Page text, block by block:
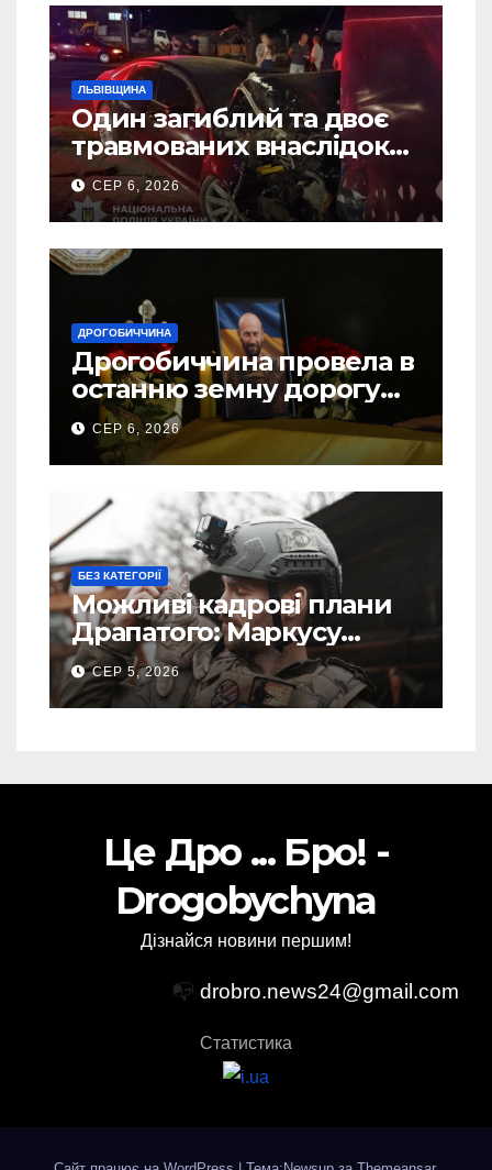
ЛЬВІВЩИНА
Один загиблий та двоє
травмованих внаслідок
ДТП на Самбірщині
СЕР 6, 2026
ДРОГОБИЧЧИНА
Дрогобиччина провела в
останню земну дорогу
свого Захисника – Олега
Торського
СЕР 6, 2026
БЕЗ КАТЕГОРІЇ
Можливі кадрові плани
Драпатого: Маркусу
пророкують важливу
посаду у ЗСУ
СЕР 5, 2026
Це Дро ... Бро! -
Drogobychyna
Дізнайся новини першим!
📭 drobro.news24@gmail.com
Статистика